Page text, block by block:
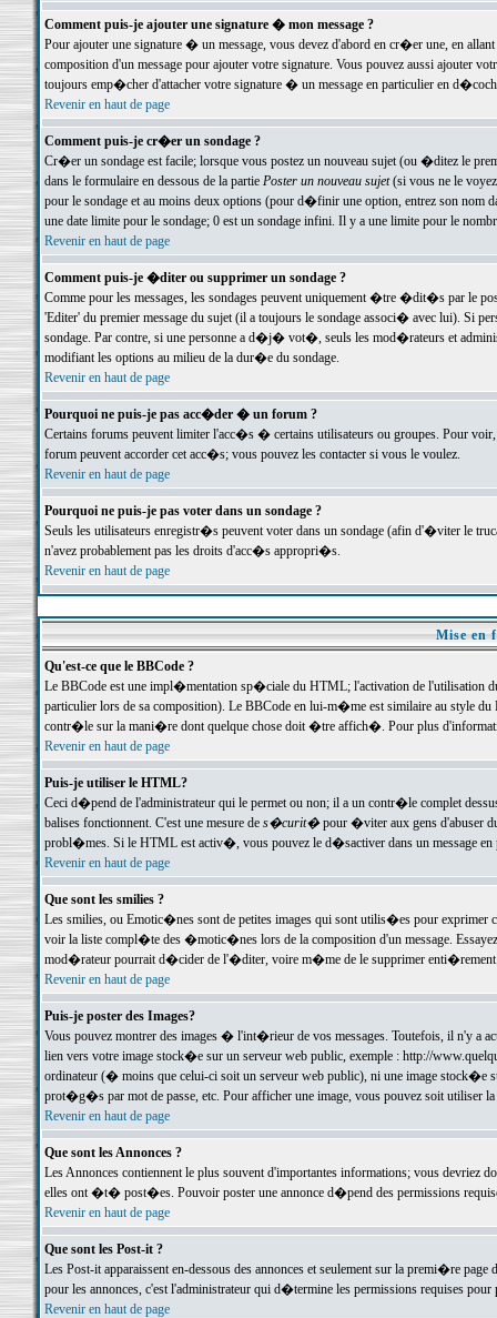
Comment puis-je ajouter une signature � mon message ?
Pour ajouter une signature � un message, vous devez d'abord en cr�er une, en
composition d'un message pour ajouter votre signature. Vous pouvez aussi ajouter
toujours emp�cher d'attacher votre signature � un message en particulier en
Revenir en haut de page
Comment puis-je cr�er un sondage ?
Cr�er un sondage est facile; lorsque vous postez un nouveau sujet (ou �ditez le
dans le formulaire en dessous de la partie Poster un nouveau sujet(si vous ne le voyez
pour le sondage et au moins deux options (pour d�finir une option, entrez son nom
une date limite pour le sondage; 0 est un sondage infini. Il y a une limite pour le
Revenir en haut de page
Comment puis-je �diter ou supprimer un sondage ?
Comme pour les messages, les sondages peuvent uniquement �tre �dit�s par le
'Editer' du premier message du sujet (il a toujours le sondage associ� avec lui). Si
sondage. Par contre, si une personne a d�j� vot�, seuls les mod�rateurs et
modifiant les options au milieu de la dur�e du sondage.
Revenir en haut de page
Pourquoi ne puis-je pas acc�der � un forum ?
Certains forums peuvent limiter l'acc�s � certains utilisateurs ou groupes. Pour
forum peuvent accorder cet acc�s; vous pouvez les contacter si vous le voulez.
Revenir en haut de page
Pourquoi ne puis-je pas voter dans un sondage ?
Seuls les utilisateurs enregistr�s peuvent voter dans un sondage (afin d'�viter le
n'avez probablement pas les droits d'acc�s appropri�s.
Revenir en haut de page
Mise en
Qu'est-ce que le BBCode ?
Le BBCode est une impl�mentation sp�ciale du HTML; l'activation de l'utilisation
particulier lors de sa composition). Le BBCode en lui-m�me est similaire au style
contr�le sur la mani�re dont quelque chose doit �tre affich�. Pour plus
Revenir en haut de page
Puis-je utiliser le HTML?
Ceci d�pend de l'administrateur qui le permet ou non; il a un contr�le complet
balises fonctionnent. C'est une mesure de s�curit�pour �viter aux gens d'abuser
probl�mes. Si le HTML est activ�, vous pouvez le d�sactiver dans un message en
Revenir en haut de page
Que sont les smilies ?
Les smilies, ou Emotic�nes sont de petites images qui sont utilis�es pour exprimer
voir la liste compl�te des �motic�nes lors de la composition d'un message.
mod�rateur pourrait d�cider de l'�diter, voire m�me de le supprimer
Revenir en haut de page
Puis-je poster des Images?
Vous pouvez montrer des images � l'int�rieur de vos messages. Toutefois, il n'y a
lien vers votre image stock�e sur un serveur web public, exemple : http://
ordinateur (� moins que celui-ci soit un serveur web public), ni une image stock�e
prot�g�s par mot de passe, etc. Pour afficher une image, vous pouvez soit
Revenir en haut de page
Que sont les Annonces ?
Les Annonces contiennent le plus souvent d'importantes informations; vous devriez
elles ont �t� post�es. Pouvoir poster une annonce d�pend des permissions
Revenir en haut de page
Que sont les Post-it ?
Les Post-it apparaissent en-dessous des annonces et seulement sur la premi�re
pour les annonces, c'est l'administrateur qui d�termine les permissions requises pour
Revenir en haut de page